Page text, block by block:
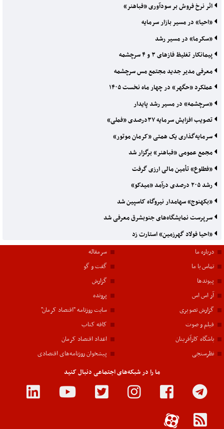
اثر نرخ فروش بر سودآوری «فباهنر»
«احیا» در مسیر بازار سرمایه
«سکرما» در مسیر رشد
پیمانکار تغلیظ فازهای ۳ و ۴ سرچشمه
معرفی مدیر جدید مجتمع مس سرچشمه
عملکرد «حگهر» در چهار ماه نخست ۱۴۰۵
«سرچشمه» در مسیر رشد پایدار
تصویب افزایش سرمایه ۳۷درصدی «فملی»
سرمایه‌گذاری یک همتی «کرمان موتور»
مجمع عمومی «فباهنر» برگزار شد
«فطلوع» تأمین مالی ارزی گرفت
رشد ۲۰۵ درصدی درآمد «میدکو»
«بکهنوج» سهامدار نیروگاه کاسپین شد
سرپرست نمایشگاه‌های جنوبشرق معرفی شد
«احیا فولاد گهرزمین» استارت زد
درباره ما
تماس با ما
پیوندها
آر اس اس
سرمقاله
گفت و گو
گزارش
پرونده
گزارش تصویری
فیلم و صوت
باشگاه کارآفرینان
نظرسنجی
سایت روزنامه "اقتصاد کرمان"
کافه کتاب
اعداد اقتصاد کرمان
پیشخوان روزنامه‌های اقتصادی
ما را در شبکه‌های اجتماعی دنبال کنید